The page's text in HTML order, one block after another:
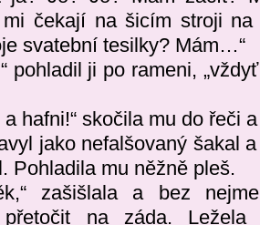
mi čekají na šicím stroji
svatební tesilky? Mám…“
pohladil ji po rameni,
a hafni!“ skočila mu do řeči
jako nefalšovaný šakal
Pohladila mu něžně pleš.
zašišlala a bez
přetočit na záda.